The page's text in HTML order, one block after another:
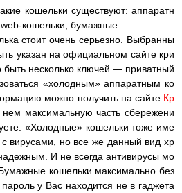
кошельки существуют: аппаратн
кошельки, бумажные.
стоит очень серьезно. Выбранны
указан на официальном сайте кри
несколько ключей — приватный
«холодным» аппаратным ко
можно получить на сайте Кр
максимальную часть сбережени
«Холодные» кошельки тоже име
вирусами, но все же данный вид хр
И не всегда антивирусы мо
Бумажные кошельки максимально без
у Вас находится не в гаджета